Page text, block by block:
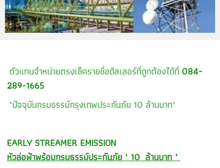
ตัวแทนจำหน่ายตรงเช็ครายชื่อดีลเลอร์ที่ถูกต้องได้ที่ 084-
289-1665
"ปัจจุบันกรมธรรม์กรุงเทพประกันภัย 10 ล้านบาท"
EARLY STREAMER EMISSION
หัวล่อฟ้าพร้อมกรมธรรม์ประกันภัย " 10 ล้านบาท "